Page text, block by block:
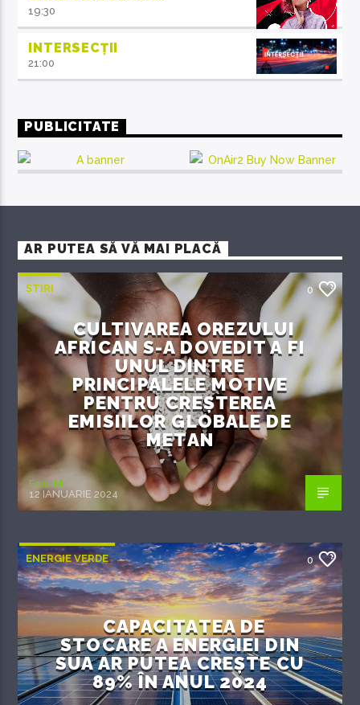
19:30
INTERSECȚII
21:00
PUBLICITATE
AR PUTEA SĂ VĂ MAI PLACĂ
ȘTIRI 0
CULTIVAREA OREZULUI
AFRICAN S-A DOVEDIT A FI
UNUL DINTRE
PRINCIPALELE MOTIVE
PENTRU CREȘTEREA
EMISIILOR GLOBALE DE
METAN
EcoFM
12 IANUARIE 2024
ENERGIE VERDE 0
CAPACITATEA DE
STOCARE A ENERGIEI DIN
SUA AR PUTEA CREȘTE CU
89% ÎN ANUL 2024